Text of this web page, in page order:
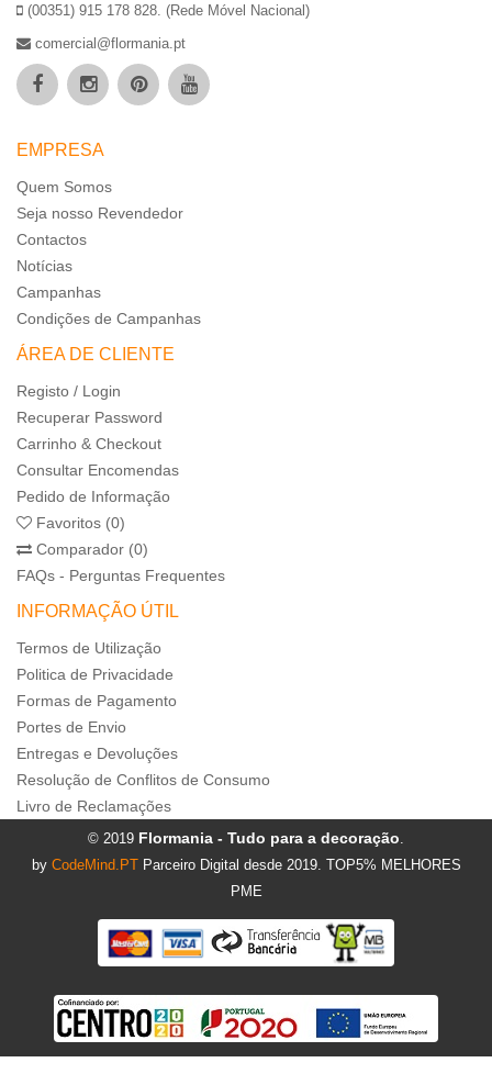
(00351) 915 178 828. (Rede Móvel Nacional)
comercial@flormania.pt
EMPRESA
Quem Somos
Seja nosso Revendedor
Contactos
Notícias
Campanhas
Condições de Campanhas
ÁREA DE CLIENTE
Registo / Login
Recuperar Password
Carrinho & Checkout
Consultar Encomendas
Pedido de Informação
Favoritos (0)
Comparador (0)
FAQs - Perguntas Frequentes
INFORMAÇÃO ÚTIL
Termos de Utilização
Politica de Privacidade
Formas de Pagamento
Portes de Envio
Entregas e Devoluções
Resolução de Conflitos de Consumo
Livro de Reclamações
© 2019 Flormania - Tudo para a decoração.
by CodeMind.PT Parceiro Digital desde 2019. TOP5% MELHORES
PME